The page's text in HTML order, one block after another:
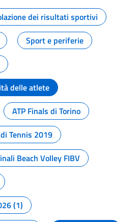
dei risultati sportivi
Sport e periferie
delle atlete
ATP Finals di Torino
Tennis 2019
Beach Volley FIBV
(1)